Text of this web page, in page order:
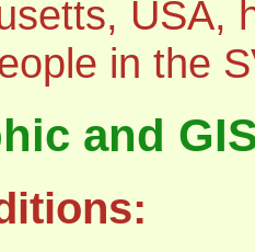
USA,
in the
and